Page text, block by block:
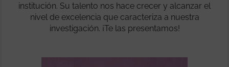
institución. Su talento nos hace crecer y alcanzar el
nivel de excelencia que caracteriza a nuestra
investigación. ¡Te las presentamos!